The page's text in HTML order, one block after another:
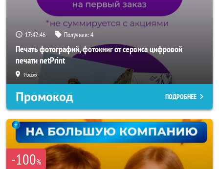
17:42:44 Получили:4
Печать фотографий, фотокниг от сервиса цифровой
печати netPrint
Россия
Промокод ПОДРОБНЕЕ
-100%